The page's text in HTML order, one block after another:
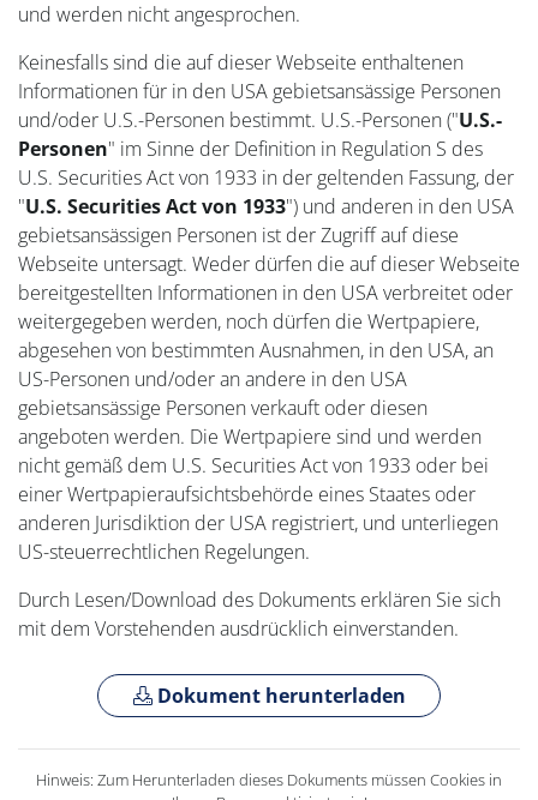
und werden nicht angesprochen.
Keinesfalls sind die auf dieser Webseite enthaltenen
Informationen für in den USA gebietsansässige Personen
und/oder U.S.-Personen bestimmt. U.S.-Personen ("U.S.-
Personen" im Sinne der Definition in Regulation S des
U.S. Securities Act von 1933 in der geltenden Fassung, der
"U.S. Securities Act von 1933") und anderen in den USA
gebietsansässigen Personen ist der Zugriff auf diese
Webseite untersagt. Weder dürfen die auf dieser Webseite
bereitgestellten Informationen in den USA verbreitet oder
weitergegeben werden, noch dürfen die Wertpapiere,
abgesehen von bestimmten Ausnahmen, in den USA, an
US-Personen und/oder an andere in den USA
gebietsansässige Personen verkauft oder diesen
angeboten werden. Die Wertpapiere sind und werden
nicht gemäß dem U.S. Securities Act von 1933 oder bei
einer Wertpapieraufsichtsbehörde eines Staates oder
anderen Jurisdiktion der USA registriert, und unterliegen
US-steuerrechtlichen Regelungen.
Durch Lesen/Download des Dokuments erklären Sie sich
mit dem Vorstehenden ausdrücklich einverstanden.
Dokument herunterladen
Hinweis: Zum Herunterladen dieses Dokuments müssen Cookies in